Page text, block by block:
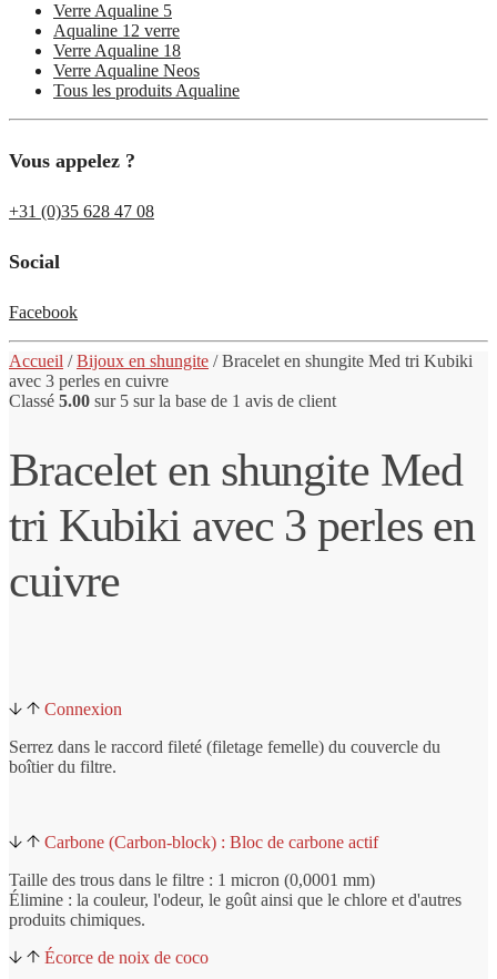
Verre Aqualine 5
Aqualine 12 verre
Verre Aqualine 18
Verre Aqualine Neos
Tous les produits Aqualine
Vous appelez ?
+31 (0)35 628 47 08
Social
Facebook
Accueil /Bijoux en shungite /Bracelet en shungite Med tri Kubiki
avec 3 perles en cuivre
Classé 5.00 sur 5 sur la base de 1 avis de client
Bracelet en shungite Med
tri Kubiki avec 3 perles en
cuivre
Connexion
Serrez dans le raccord fileté (filetage femelle) du couvercle du
boîtier du filtre.
Carbone (Carbon-block) : Bloc de carbone actif
Taille des trous dans le filtre : 1 micron (0,0001 mm)
Élimine : la couleur, l'odeur, le goût ainsi que le chlore et d'autres
produits chimiques.
Écorce de noix de coco